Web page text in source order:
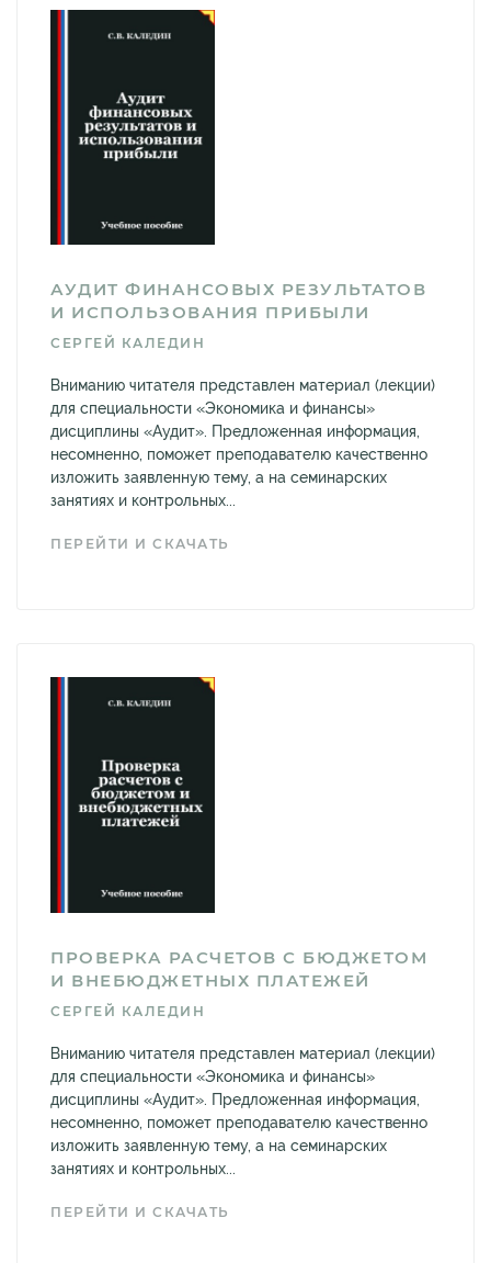
АУДИТ ФИНАНСОВЫХ РЕЗУЛЬТАТОВ
И ИСПОЛЬЗОВАНИЯ ПРИБЫЛИ
СЕРГЕЙ КАЛЕДИН
Вниманию читателя представлен материал (лекции)
для специальности «Экономика и финансы»
дисциплины «Аудит». Предложенная информация,
несомненно, поможет преподавателю качественно
изложить заявленную тему, а на семинарских
занятиях и контрольных...
ПЕРЕЙТИ И СКАЧАТЬ
ПРОВЕРКА РАСЧЕТОВ С БЮДЖЕТОМ
И ВНЕБЮДЖЕТНЫХ ПЛАТЕЖЕЙ
СЕРГЕЙ КАЛЕДИН
Вниманию читателя представлен материал (лекции)
для специальности «Экономика и финансы»
дисциплины «Аудит». Предложенная информация,
несомненно, поможет преподавателю качественно
изложить заявленную тему, а на семинарских
занятиях и контрольных...
ПЕРЕЙТИ И СКАЧАТЬ